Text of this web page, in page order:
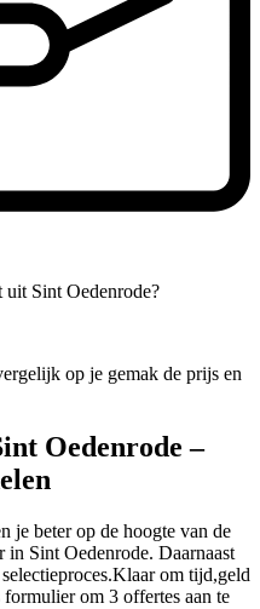
uit Sint Oedenrode?
op je gemak de prijs en
Oedenrode –
je beter op de hoogte van de
in Sint Oedenrode. Daarnaast
om tijd,geld
om 3 offertes aan te